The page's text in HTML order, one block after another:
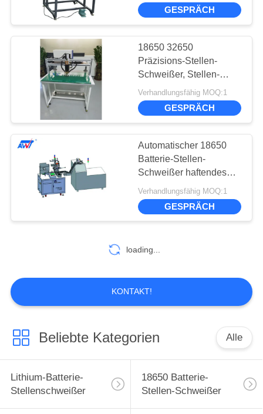
SIE
UNS
NEUIGKEITEN
REDEN
JETZT.
SITEMAPBatterie- und
Zelltestgerät
25
Batterie-sortierende
Maschine
11
380V 5000A
GESPRÄCH
18650 32650
Präzisions-Stellen-
Schweißer, Stellen-
Schweißer With Touch
Screen 5000A 220V
Verhandlungsfähig MOQ:1
GESPRÄCH
Automatischer 18650
Batterie-Stellen-
Schweißer haftendes
und Punktschweissen
Sorting Insulation Paper
MT-20
Verhandlungsfähig MOQ:1
GESPRÄCH
loading...
KONTAKT!
Beliebte Kategorien Alle
Lithium-Batterie-
Stellenschweißer
18650 Batterie-
Stellen-Schweißer